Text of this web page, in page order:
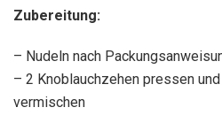
Zubereitung:
– Nudeln nach
– 2 Knoblauchzehen pressen
vermischen